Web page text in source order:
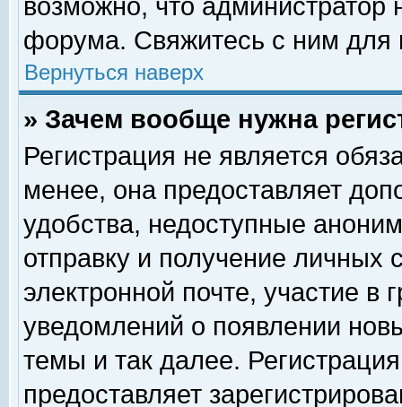
возможно, что
форума. Свяжитесь с ним для
Вернуться наверх
» Зачем вообще нужна
Регистрация не является
менее, она предоставляет
удобства, недоступные
отправку и получение личных
электронной почте, участие в
уведомлений о появлении
темы и так далее.
предоставляет